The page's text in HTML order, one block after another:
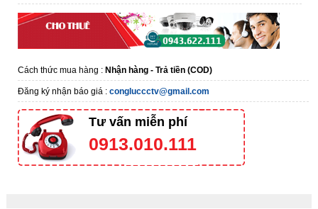
Cách thức mua hàng : Nhận hàng - Trả tiền (COD)
Đăng ký nhận báo giá : congluccctv@gmail.com
Tư vấn miễn phí
0913.010.111